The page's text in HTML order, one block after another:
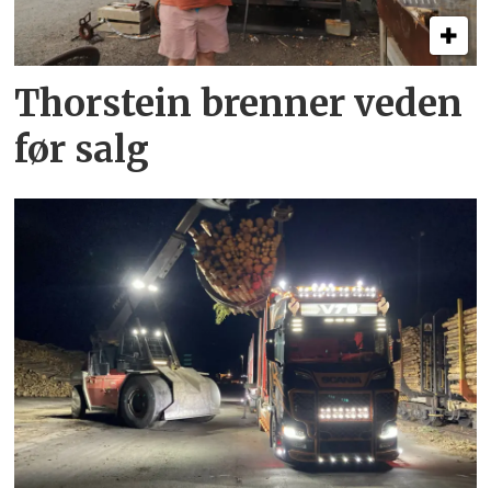
Thorstein brenner veden
før salg